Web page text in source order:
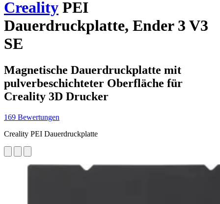
Creality PEI
Dauerdruckplatte, Ender 3 V3
SE
Magnetische Dauerdruckplatte mit
pulverbeschichteter Oberfläche für
Creality 3D Drucker
169 Bewertungen
Creality PEI Dauerdruckplatte